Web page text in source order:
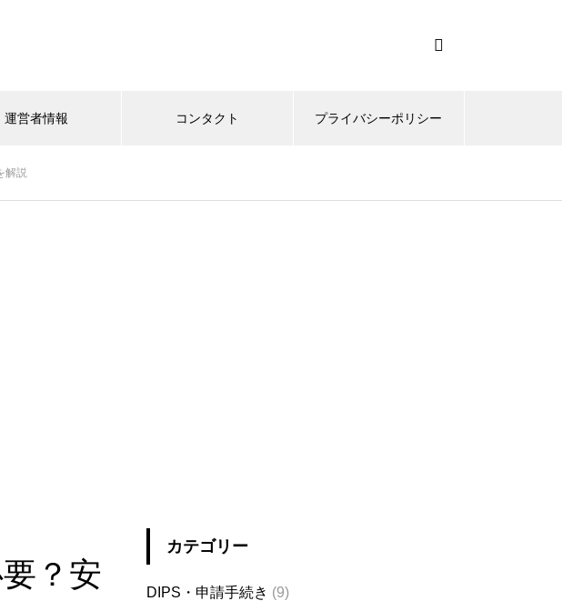
運営者情報 コンタクト プライバシーポリシー
解説
？安
カテゴリー
DIPS・申請手続き (9)